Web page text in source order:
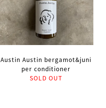
Austin Austin bergamot&juni
per conditioner
SOLD OUT